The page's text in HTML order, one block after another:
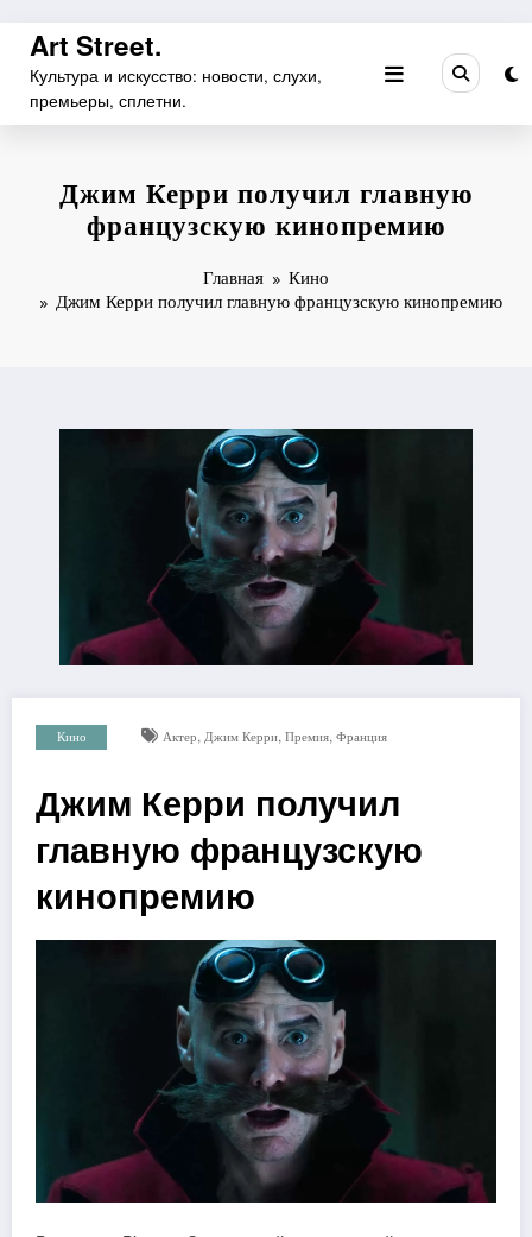
Перейти
содержимому
Art Street.
Культура и искусство: новости, слухи,
премьеры, сплетни.
Джим Керри получил главную
французскую кинопремию
Главная
Кино
Джим Керри получил главную французскую кинопремию
Кино Актер, Джим Керри, Премия, Франция
Джим Керри получил
главную французскую
кинопремию